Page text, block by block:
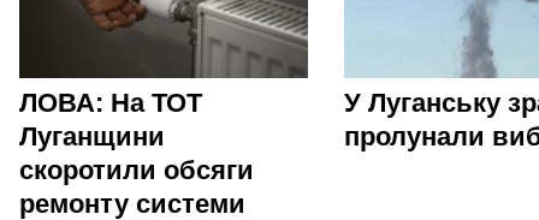
ЛОВА: На ТОТ
Луганщини
скоротили обсяги
ремонту системи
У Луганську
пролунали